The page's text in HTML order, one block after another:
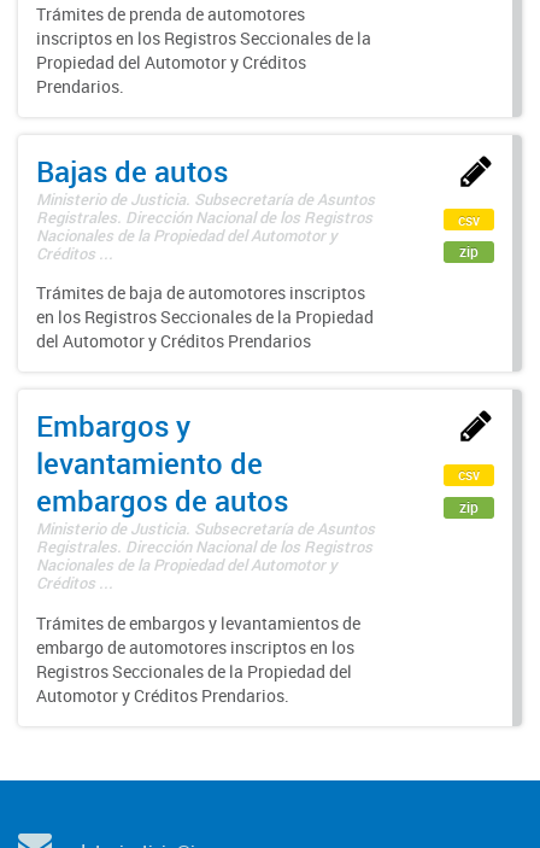
Trámites de prenda de automotores
inscriptos en los Registros Seccionales de la
Propiedad del Automotor y Créditos
Prendarios.
Bajas de autos
Ministerio de Justicia. Subsecretaría de Asuntos
Registrales. Dirección Nacional de los Registros
Nacionales de la Propiedad del Automotor y
Créditos ...
Trámites de baja de automotores inscriptos
en los Registros Seccionales de la Propiedad
del Automotor y Créditos Prendarios
csv
zip
Embargos y
levantamiento de
embargos de autos
Ministerio de Justicia. Subsecretaría de Asuntos
Registrales. Dirección Nacional de los Registros
Nacionales de la Propiedad del Automotor y
Créditos ...
Trámites de embargos y levantamientos de
embargo de automotores inscriptos en los
Registros Seccionales de la Propiedad del
Automotor y Créditos Prendarios.
csv
zip